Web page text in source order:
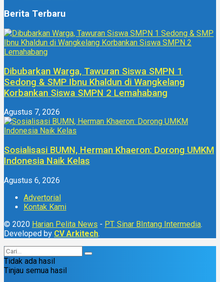
Berita Terbaru
Dibubarkan Warga, Tawuran Siswa SMPN 1
Sedong & SMP Ibnu Khaldun di Wangkelang
Korbankan Siswa SMPN 2 Lemahabang
Agustus 7, 2026
Sosialisasi BUMN, Herman Khaeron: Dorong UMKM
Indonesia Naik Kelas
Agustus 6, 2026
Advertorial
Kontak Kami
© 2020 Harian Pelita News - PT. Sinar BIntang Intermedia.
Developed by CV Arkitech.
Tidak ada hasil
Tinjau semua hasil